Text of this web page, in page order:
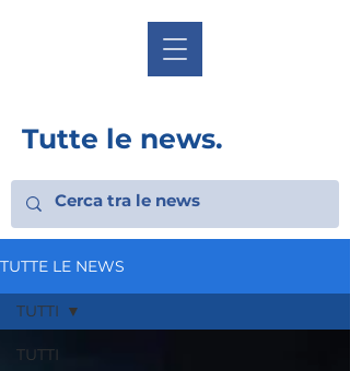
Tutte le news.
TUTTE LE NEWS
TUTTI
TUTTI